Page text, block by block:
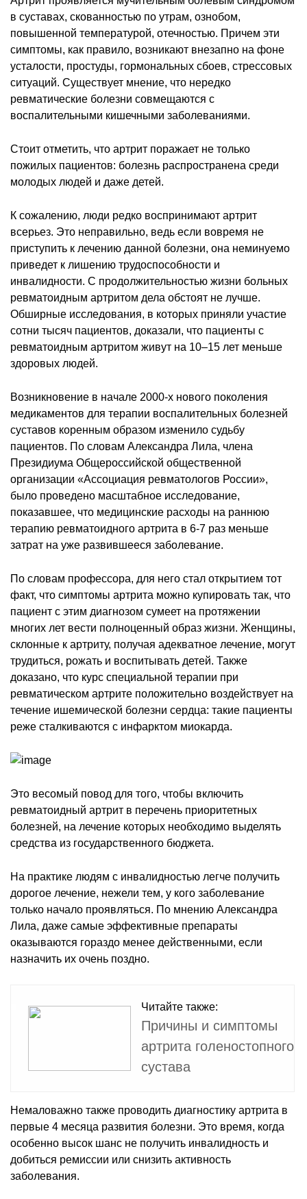
в суставах, скованностью по утрам, ознобом,
повышенной температурой, отечностью. Причем эти
симптомы, как правило, возникают внезапно на фоне
усталости, простуды, гормональных сбоев, стрессовых
ситуаций. Существует мнение, что нередко
ревматические болезни совмещаются с
воспалительными кишечными заболеваниями.
Стоит отметить, что артрит поражает не только
пожилых пациентов: болезнь распространена среди
молодых людей и даже детей.
К сожалению, люди редко воспринимают артрит
всерьез. Это неправильно, ведь если вовремя не
приступить к лечению данной болезни, она неминуемо
приведет к лишению трудоспособности и
инвалидности. С продолжительностью жизни больных
ревматоидным артритом дела обстоят не лучше.
Обширные исследования, в которых приняли участие
сотни тысяч пациентов, доказали, что пациенты с
ревматоидным артритом живут на 10–15 лет меньше
здоровых людей.
Возникновение в начале 2000-х нового поколения
медикаментов для терапии воспалительных болезней
суставов коренным образом изменило судьбу
пациентов. По словам Александра Лила, члена
Президиума Общероссийской общественной
организации «Ассоциация ревматологов России»,
было проведено масштабное исследование,
показавшее, что медицинские расходы на раннюю
терапию ревматоидного артрита в 6-7 раз меньше
затрат на уже развившееся заболевание.
По словам профессора, для него стал открытием тот
факт, что симптомы артрита можно купировать так, что
пациент с этим диагнозом сумеет на протяжении
многих лет вести полноценный образ жизни. Женщины,
склонные к артриту, получая адекватное лечение, могут
трудиться, рожать и воспитывать детей. Также
доказано, что курс специальной терапии при
ревматическом артрите положительно воздействует на
течение ишемической болезни сердца: такие пациенты
реже сталкиваются с инфарктом миокарда.
Это весомый повод для того, чтобы включить
ревматоидный артрит в перечень приоритетных
болезней, на лечение которых необходимо выделять
средства из государственного бюджета.
На практике людям с инвалидностью легче получить
дорогое лечение, нежели тем, у кого заболевание
только начало проявляться. По мнению Александра
Лила, даже самые эффективные препараты
оказываются гораздо менее действенными, если
назначить их очень поздно.
Читайте также:
Причины и симптомы
артрита голеностопного
сустава
Немаловажно также проводить диагностику артрита в
первые 4 месяца развития болезни. Это время, когда
особенно высок шанс не получить инвалидность и
добиться ремиссии или снизить активность
заболевания.